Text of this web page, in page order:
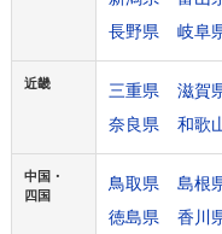
長野県
岐阜
近畿 三重県 滋賀
奈良県
和歌
中国・
四国
鳥取県 島根
徳島県
香川